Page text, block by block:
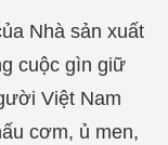
Nhà sản xuất
cuộc gìn giữ
Việt Nam
cơm, ủ men,